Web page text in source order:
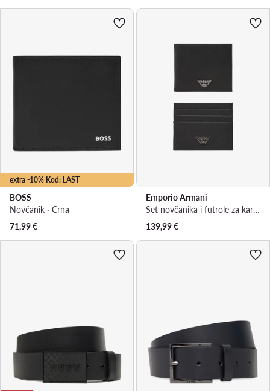
extra -10% Kod: LAST
BOSS
Novčanik · Crna
71,99€
Emporio Armani
Set novčanika i futrole za kartice · Crna
139,99€